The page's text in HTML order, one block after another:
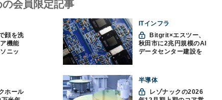
会員限定記事
機能
ニッ
ITインフラ
秋田市に2兆円規模のAI
データセンター建設を
半導体